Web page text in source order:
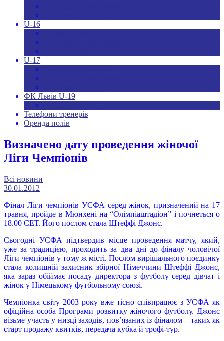
U-16
U-17
ФК Львів U-19
Телефони тренерів
Оренда полів
Визначено дату проведення жіночої
Ліги Чемпіонів
Всі новини
30.01.2012
Фінал Ліги чемпіонів УЄФА серед жінок, призначений на 17
травня, пройде в Мюнхені на “Олімпіаштадіон” і почнеться о
18.00 СЕТ. Його послом стала Штеффі Джонс.
Сьогодні УЄФА підтвердив місце проведення матчу, який,
уже за традицією, проходить за два дні до фіналу чоловічої
Ліги чемпіонів у тому ж місті. Послом вирішального поєдинку
стала колишній захисник збірної Німеччини Штеффі Джонс,
яка зараз обіймає посаду директора з футболу серед дівчат і
жінок у Німецькому футбольному союзі.
Чемпіонка світу 2003 року вже тісно співпрацює з УЄФА як
офіційна особа Програми розвитку жіночого футболу. Джонс
візьме участь у низці заходів, пов’язаних із фіналом – таких як
старт продажу квитків, передача кубка й трофі-тур.